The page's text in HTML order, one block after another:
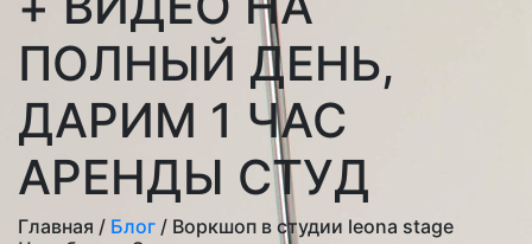
ПОЛНЫЙ ДЕНЬ,
ДАРИМ 1 ЧАС
АРЕНДЫ СТУД
Главная / Блог / Воркшоп в студии leona stage